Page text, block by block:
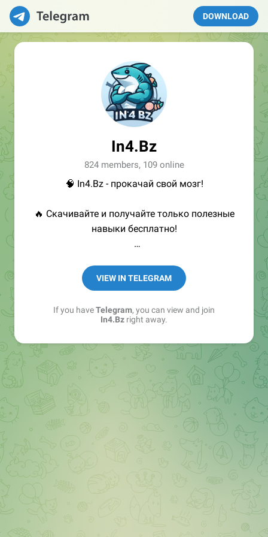
DOWNLOAD
In4.Bz
824 members, 109 online
🧠 In4.Bz - прокачай свой мозг!
🔥 Скачивайте и получайте только полезные
навыки бесплатно!
➖ in4.bz/
➖ https://t.me/in4bz
➖ twitter.com/bz_in4
➖ https://t.me/in4news
VIEW IN TELEGRAM
If you haveTelegram, you can view and join
In4.Bz right away.